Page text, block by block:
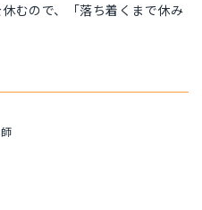
むので、「落ち着くまで休み